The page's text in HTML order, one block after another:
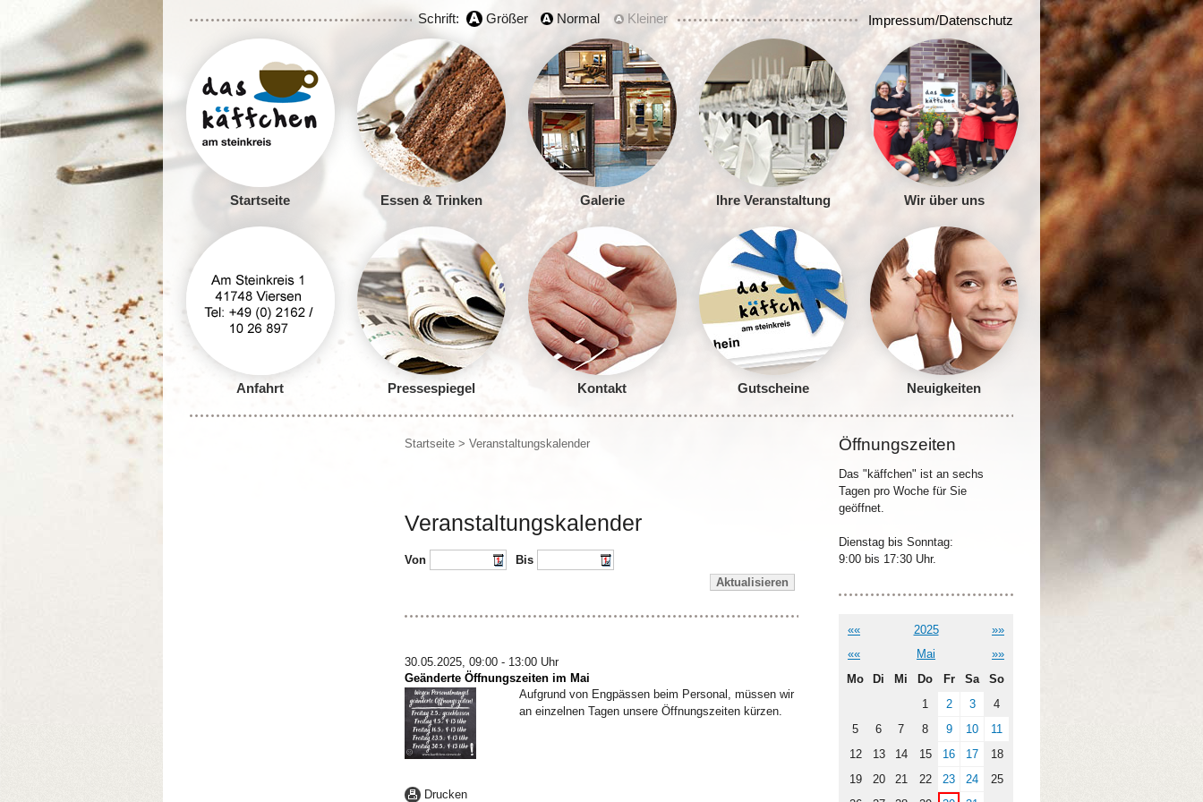
Schrift: Größer Normal Kleiner Impressum/Datenschutz
Startseite Essen & Trinken Galerie Ihre Veranstaltung Wir über uns
Anfahrt Pressespiegel Kontakt Gutscheine Neuigkeiten
Startseite > Veranstaltungskalender
Veranstaltungskalender
Von
Bis
Aktualisieren
30.05.2025, 09:00 - 13:00 Uhr
Geänderte Öffnungszeiten im Mai
Aufgrund von Engpässen beim Personal, müssen wir
an einzelnen Tagen unsere Öffnungszeiten kürzen.
Drucken
Öffnungszeiten
Das "käffchen" ist an sechs
Tagen pro Woche für Sie
geöffnet.
Dienstag bis Sonntag:
9:00 bis 17:30 Uhr.
«« 2025
»»
««
Mai
»»
Mo
Di Mi Do Fr Sa
So
1
2 3
4
5
6 7 8 9 10
11
12
13 14 15 16 17
18
19
20 21 22 23 24
25